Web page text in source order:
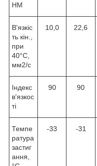
НМ
В'язкіс
ть кін.,
при
40°С,
мм2/с
10,0 22,6
Індекс
в'язкос
ті
90 90
Темпе
ратура
застиг
ання,
-33 -31